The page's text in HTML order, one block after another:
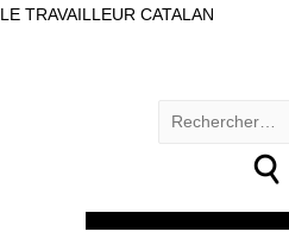
LE TRAVAILLEUR CATALAN
Rechercher :